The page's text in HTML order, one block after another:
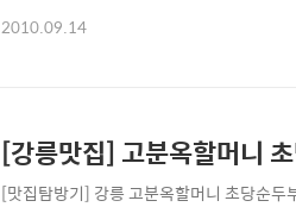
다길레 고기집이나 한식 레스토랑일줄 알
2010.09.14
[강릉맛집] 고분옥할머니
[맛집탐방기] 강릉 고분옥할머니 초당순두